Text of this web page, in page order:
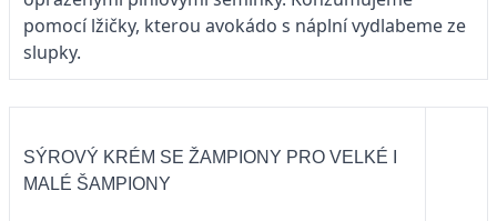
pomocí lžičky, kterou avokádo s náplní vydlabeme ze
slupky.
SÝROVÝ KRÉM SE ŽAMPIONY PRO VELKÉ I
MALÉ ŠAMPIONY